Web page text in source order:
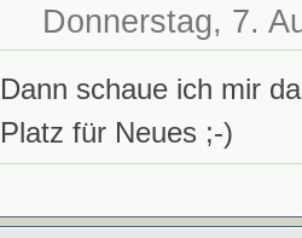
Donnerstag, 7.
Dann schaue ich mir
Platz für Neues ;-)